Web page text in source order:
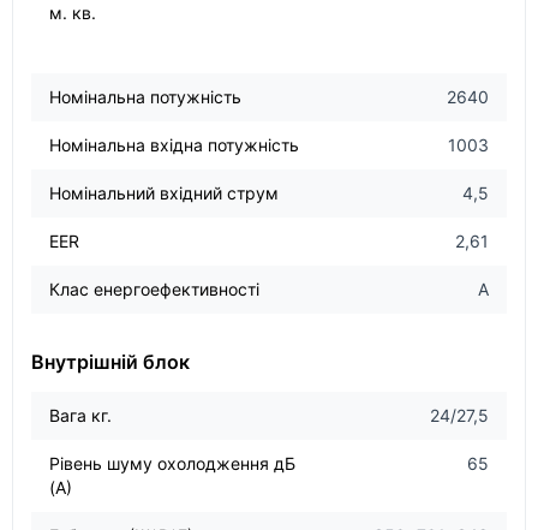
м. кв.
Номінальна потужність 2640
Номінальна вхідна потужність 1003
Номінальний вхідний струм 4,5
EER 2,61
Клас енергоефективності А
Внутрішній блок
Вага кг. 24/27,5
Рівень шуму охолодження дБ
(А)
65